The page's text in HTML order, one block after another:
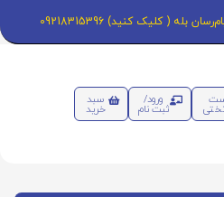
بله ( کلیک کنید) 09218315396
ورود/
ثبت نام
سبد
خرید